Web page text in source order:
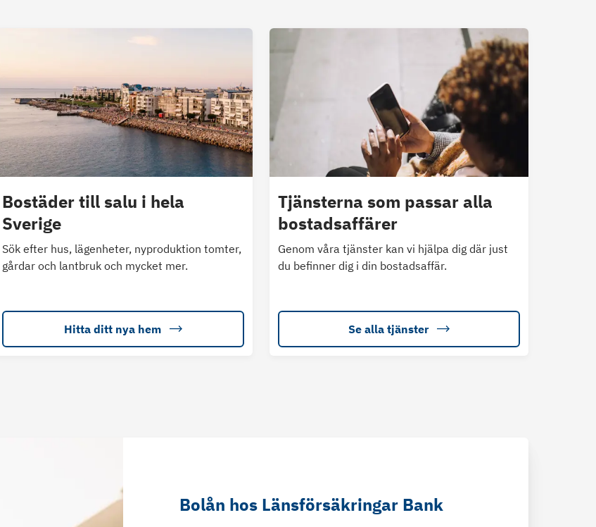
Bostäder till salu i hela
Sverige
Sök efter hus, lägenheter, nyproduktion tomter,
gårdar och lantbruk och mycket mer.
Hitta ditt nya hem
Tjänsterna som passar alla
bostadsaffärer
Genom våra tjänster kan vi hjälpa dig där just
du befinner dig i din bostadsaffär.
Se alla tjänster
Bolån hos Länsförsäkringar Bank